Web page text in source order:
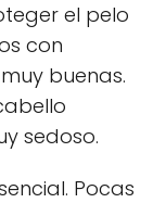
el pelo
con
buenas.
sedoso.
Pocas